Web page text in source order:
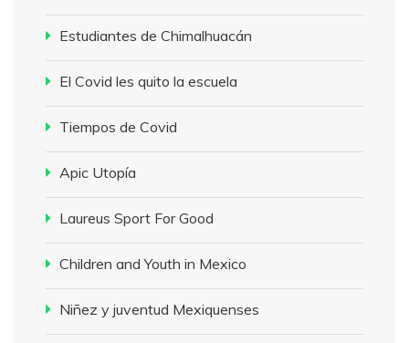
Estudiantes de Chimalhuacán
El Covid les quito la escuela
Tiempos de Covid
Apic Utopía
Laureus Sport For Good
Children and Youth in Mexico
Niñez y juventud Mexiquenses